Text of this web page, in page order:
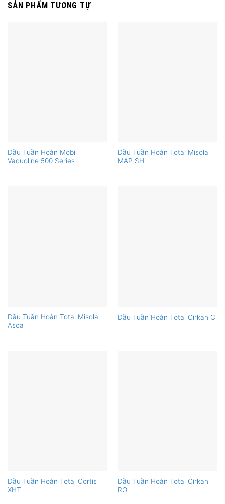
SẢN PHẨM TƯƠNG TỰ
Dầu Tuần Hoàn Mobil
Vacuoline 500 Series
Dầu Tuần Hoàn Total Misola
MAP SH
Dầu Tuần Hoàn Total Misola
Asca
Dầu Tuần Hoàn Total Cirkan C
Dầu Tuần Hoàn Total Cortis
XHT
Dầu Tuần Hoàn Total Cirkan
RO